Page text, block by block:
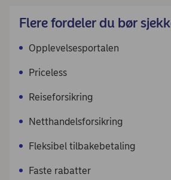
Flere fordeler du bør
Opplevelsesportalen
Priceless
Reiseforsikring
Netthandelsforsikring
Fleksibel tilbakebetaling
Faste rabatter